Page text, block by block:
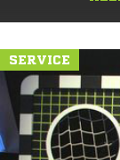
SERVICE